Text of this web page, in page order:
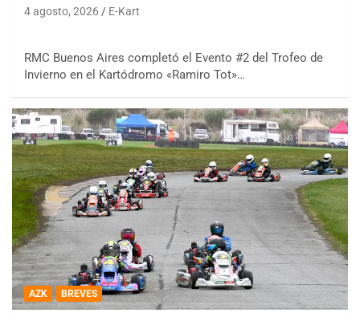
4 agosto, 2026 E-Kart
RMC Buenos Aires completó el Evento #2 del Trofeo de
Invierno en el Kartódromo «Ramiro Tot»…
AZK BREVES